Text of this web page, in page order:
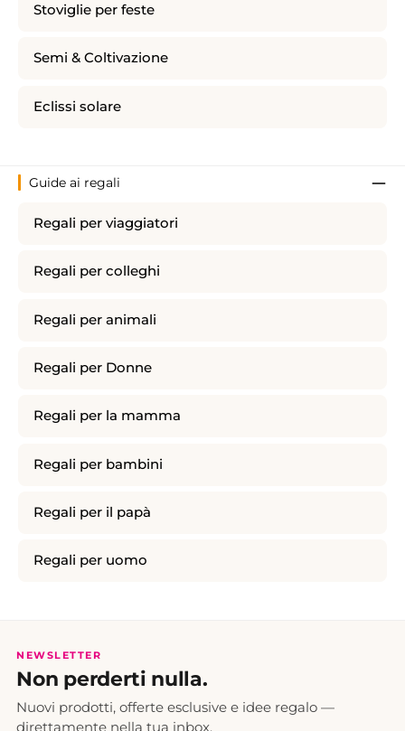
Stoviglie per feste
Semi & Coltivazione
Eclissi solare
Guide ai regali
Regali per viaggiatori
Regali per colleghi
Regali per animali
Regali per Donne
Regali per la mamma
Regali per bambini
Regali per il papà
Regali per uomo
NEWSLETTER
Non perderti nulla.
Nuovi prodotti, offerte esclusive e idee regalo —
direttamente nella tua inbox.